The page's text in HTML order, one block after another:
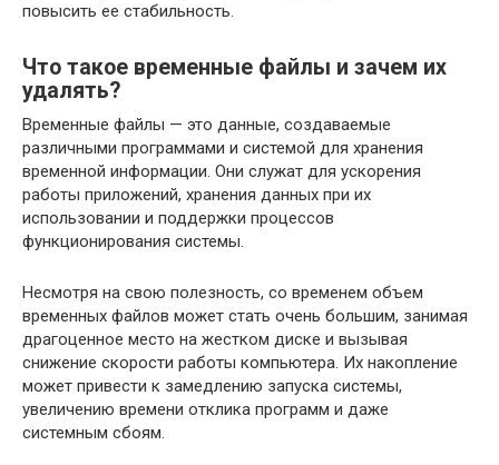
повысить ее стабильность.
Что такое временные файлы и зачем их
удалять?
Временные файлы — это данные, создаваемые
различными программами и системой для хранения
временной информации. Они служат для ускорения
работы приложений, хранения данных при их
использовании и поддержки процессов
функционирования системы.
Несмотря на свою полезность, со временем объем
временных файлов может стать очень большим, занимая
драгоценное место на жестком диске и вызывая
снижение скорости работы компьютера. Их накопление
может привести к замедлению запуска системы,
увеличению времени отклика программ и даже
системным сбоям.